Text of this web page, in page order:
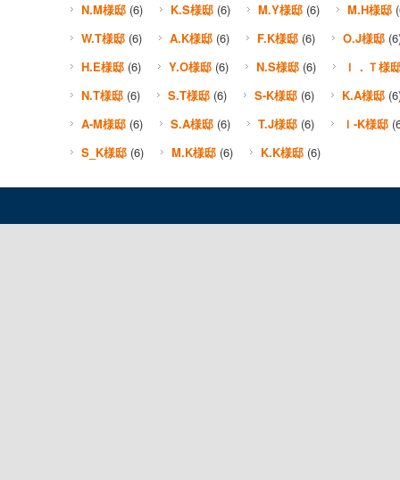
N.M様邸 (6) K.S様邸 (6) M.Y様邸 (6) M.H様邸
W.T様邸 (6) A.K様邸 (6) F.K様邸 (6) O.J様邸
H.E様邸 (6) Y.O様邸 (6) N.S様邸 (6)
Ｉ．Ｔ様
N.T様邸 (6) S.T様邸 (6) S-K様邸 (6) K.A様邸
A-M様邸 (6) S.A様邸 (6) T.J様邸 (6) Ｉ-K様邸
S_K様邸 (6) M.K様邸 (6) K.K様邸 (6)